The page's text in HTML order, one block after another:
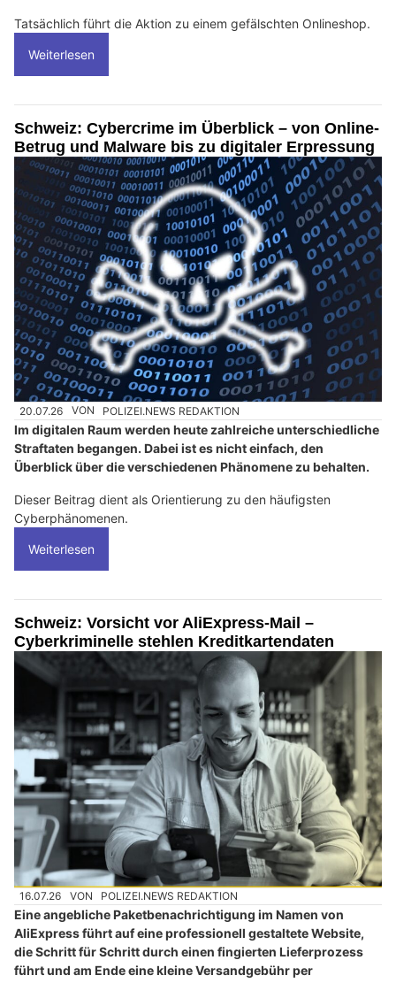
Tatsächlich führt die Aktion zu einem gefälschten Onlineshop.
Weiterlesen
Schweiz: Cybercrime im Überblick – von Online-
Betrug und Malware bis zu digitaler Erpressung
20.07.26 VON POLIZEI.NEWS REDAKTION
Im digitalen Raum werden heute zahlreiche unterschiedliche
Straftaten begangen. Dabei ist es nicht einfach, den
Überblick über die verschiedenen Phänomene zu behalten.
Dieser Beitrag dient als Orientierung zu den häufigsten
Cyberphänomenen.
Weiterlesen
Schweiz: Vorsicht vor AliExpress-Mail –
Cyberkriminelle stehlen Kreditkartendaten
16.07.26 VON POLIZEI.NEWS REDAKTION
Eine angebliche Paketbenachrichtigung im Namen von
AliExpress führt auf eine professionell gestaltete Website,
die Schritt für Schritt durch einen fingierten Lieferprozess
führt und am Ende eine kleine Versandgebühr per